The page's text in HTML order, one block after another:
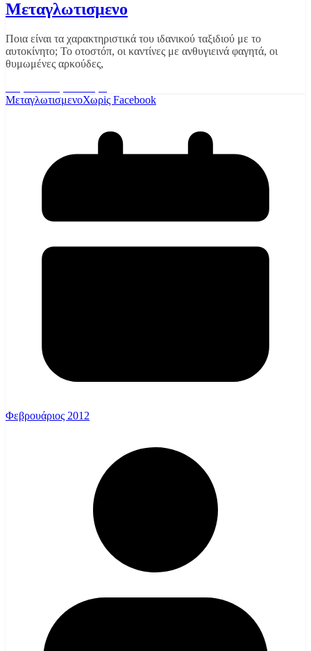
Μεταγλωτισμενο
Ποια είναι τα χαρακτηριστικά του ιδανικού ταξιδιού με το
αυτοκίνητο; Το οτοστόπ, οι καντίνες με ανθυγιεινά φαγητά, οι
θυμωμένες αρκούδες,
ΜεταγλωτισμενοΧωρiς Facebook
Φεβρουάριος 2012